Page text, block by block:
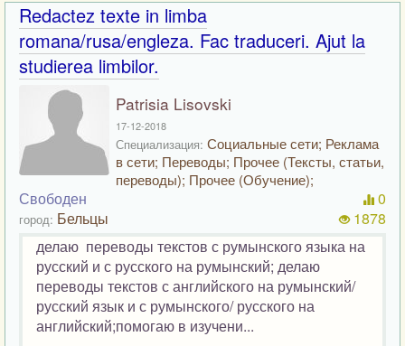
Redactez texte in limba
romana/rusa/engleza. Fac traduceri. Ajut la
studierea limbilor.
Patrisia Lisovski
17-12-2018
Специализация: Социальные сети; Реклама
в сети; Переводы; Прочее (Тексты, статьи,
переводы); Прочее (Обучение);
Свободен
город: Бельцы
0
1878
делаю переводы текстов с румынского языка на
русский и с русского на румынский; делаю
переводы текстов с английского на румынский/
русский язык и с румынского/ русского на
английский;помогаю в изучени...